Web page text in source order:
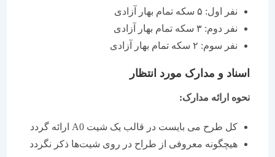
نفر اول: ۵ سکه تمام بهار آزادی
نفر دوم: ۳ سکه تمام بهار آزادی
نفر سوم: ۲ سکه تمام بهار آزادی
اسناد و مدارک مورد انتظار
نحوه ارائه مدارک:
کل طرح می بایست در قالب یک شیت A0 ارائه گردد
هیچگونه معروفی از طراح در روی شیت‌ها ذکر نگردد